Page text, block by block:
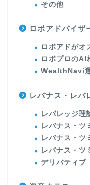
その他
ロボアドバイザ
ロボアドがオ
ロボプロのAI
WealthNavi
レバナス・レバ
レバレッジ理
レバナス・ツ
レバナス・ツ
レバナス・ツ
デリバティブ